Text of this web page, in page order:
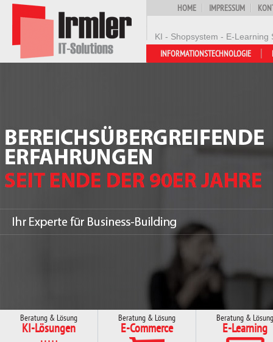
KI - Shopsystem - E-
HOME IMPRESSUM
INFORMATIONSTECHNOLOGIE
Beratung & Lösung
KI-Lösungen
Beratung & Lösung
E-Commerce
Beratung & Lösung
E-Learning